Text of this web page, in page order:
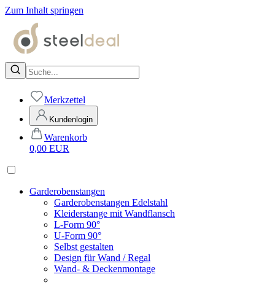
Zum Inhalt springen
Merkzettel
Kundenlogin
Warenkorb
0,00 EUR
Garderobenstangen
Garderobenstangen Edelstahl
Kleiderstange mit Wandflansch
L-Form 90°
U-Form 90°
Selbst gestalten
Design für Wand / Regal
Wand- & Deckenmontage